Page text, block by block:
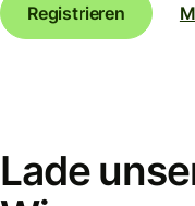
Registrieren
Lade